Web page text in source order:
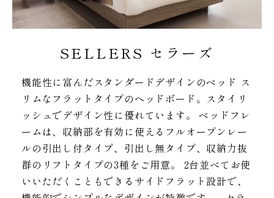
SELLERS セラーズ
機能性に富んだスタンダードデザインのベッド ス
リムなフラットタイプのヘッドボード。スタイリ
ッシュでデザイン性に優れています。 ベッドフレ
ームは、収納部を有効に使えるフルオープンレー
ルの引出し付タイプ、引出し無タイプ、収納力抜
群のリフトタイプの3種をご用意。 2台並べてお使
いいただくこともできるサイドフラット設計で、